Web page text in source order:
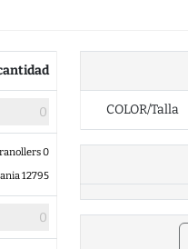
0
12795
COLOR/Talla